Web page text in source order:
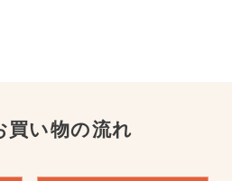
買い物の流れ